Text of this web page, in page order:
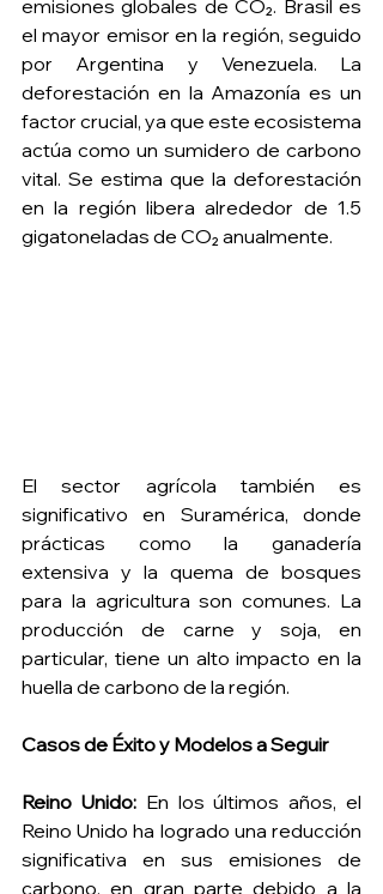
emisiones globales de CO₂. Brasil es
el mayor emisor en la región, seguido
por Argentina y Venezuela. La
deforestación en la Amazonía es un
factor crucial, ya que este ecosistema
actúa como un sumidero de carbono
vital. Se estima que la deforestación
en la región libera alrededor de 1.5
gigatoneladas de CO₂ anualmente.
El sector agrícola también es
significativo en Suramérica, donde
prácticas como la ganadería
extensiva y la quema de bosques
para la agricultura son comunes. La
producción de carne y soja, en
particular, tiene un alto impacto en la
huella de carbono de la región.
Casos de Éxito y Modelos a Seguir
Reino Unido: En los últimos años, el
Reino Unido ha logrado una reducción
significativa en sus emisiones de
carbono, en gran parte debido a la